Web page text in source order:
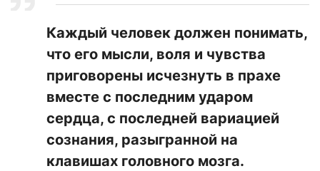
Каждый человек должен понимать,
что его мысли, воля и чувства
приговорены исчезнуть в прахе
вместе с последним ударом
сердца, с последней вариацией
сознания, разыгранной на
клавишах головного мозга.